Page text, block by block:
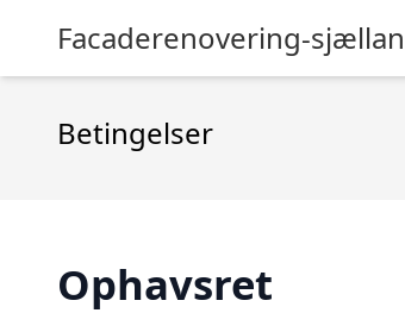
Facaderenovering-
Betingelser
Ophavsret